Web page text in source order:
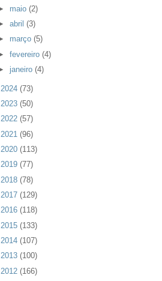
maio(2)
abril(3)
março(5)
fevereiro(4)
janeiro(4)
2024 (73)
2023 (50)
2022 (57)
2021 (96)
2020 (113)
2019 (77)
2018 (78)
2017 (129)
2016 (118)
2015 (133)
2014 (107)
2013 (100)
2012 (166)